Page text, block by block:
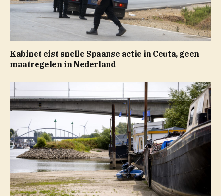
Kabinet eist snelle Spaanse actie in Ceuta, geen
maatregelen in Nederland